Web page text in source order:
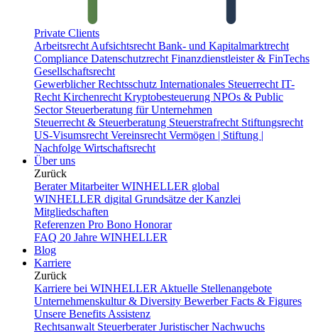
Private Clients
Arbeitsrecht Aufsichtsrecht Bank- und Kapitalmarktrecht
Compliance Datenschutzrecht Finanzdienstleister & FinTechs
Gesellschaftsrecht
Gewerblicher Rechtsschutz Internationales Steuerrecht IT-
Recht Kirchenrecht Kryptobesteuerung NPOs & Public
Sector Steuerberatung für Unternehmen
Steuerrecht & Steuerberatung Steuerstrafrecht Stiftungsrecht
US-Visumsrecht Vereinsrecht Vermögen | Stiftung |
Nachfolge Wirtschaftsrecht
Über uns
Zurück
BeraterMitarbeiterWINHELLER global
WINHELLER digital Grundsätze der Kanzlei
Mitgliedschaften
Referenzen Pro Bono Honorar
FAQ 20 Jahre WINHELLER
Blog
Karriere
Zurück
Karriere bei WINHELLER Aktuelle Stellenangebote
Unternehmenskultur & Diversity Bewerber Facts & Figures
Unsere Benefits Assistenz
Rechtsanwalt SteuerberaterJuristischer Nachwuchs